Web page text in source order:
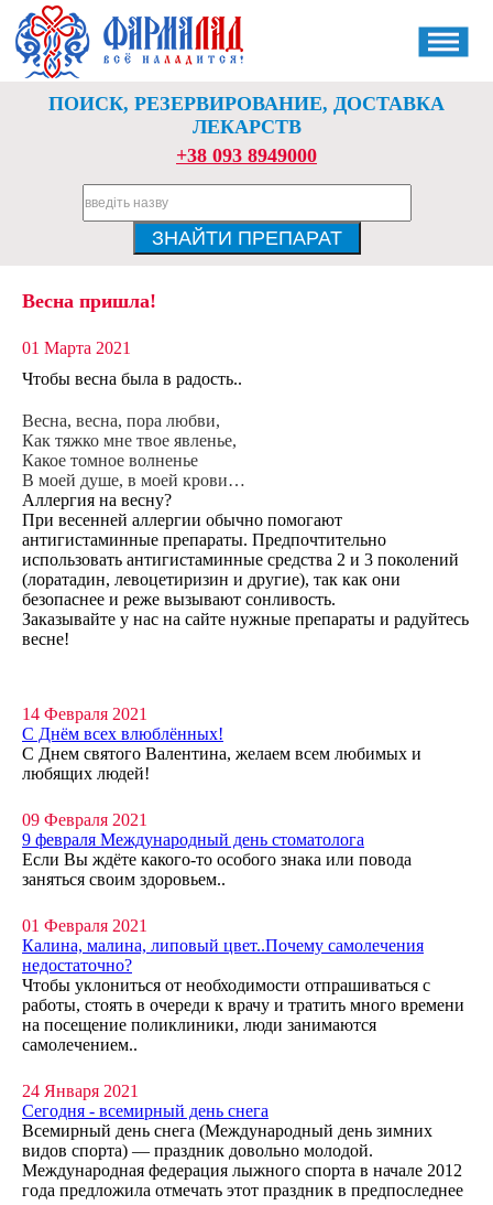
ПОИСК, РЕЗЕРВИРОВАНИЕ, ДОСТАВКА
ЛЕКАРСТВ
+38 093 8949000
Весна пришла!
01 Марта 2021
Чтобы весна была в радость..
Весна, весна, пора любви,
Как тяжко мне твое явленье,
Какое томное волненье
В моей душе, в моей крови…
Аллергия на весну?
При весенней аллергии обычно помогают
антигистаминные препараты. Предпочтительно
использовать антигистаминные средства 2 и 3 поколений
(лоратадин, левоцетиризин и другие), так как они
безопаснее и реже вызывают сонливость.
Заказывайте у нас на сайте нужные препараты и радуйтесь
весне!
14 Февраля 2021
С Днём всех влюблённых!
С Днем святого Валентина, желаем всем любимых и
любящих людей!
09 Февраля 2021
9 февраля Международный день стоматолога
Если Вы ждёте какого-то особого знака или повода
заняться своим здоровьем..
01 Февраля 2021
Калина, малина, липовый цвет..Почему самолечения
недостаточно?
Чтобы уклониться от необходимости отпрашиваться с
работы, стоять в очереди к врачу и тратить много времени
на посещение поликлиники, люди занимаются
самолечением..
24 Января 2021
Сегодня - всемирный день снега
Всемирный день снега (Международный день зимних
видов спорта) — праздник довольно молодой.
Международная федерация лыжного спорта в начале 2012
года предложила отмечать этот праздник в предпоследнее